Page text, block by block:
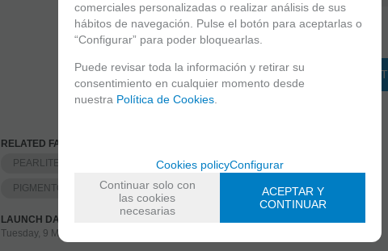
-
unidades
+
ADD TO SHOPPINGCART
RELATED FAMILIES
PEARLITE -PIGMENTO SUELTO
BELLEZA
PIGMENTOS SUELTOS/PEARLITE
LAUNCH DATE
Tuesday, 9 May 2023
comerciales personalizadas o realizar análisis de sus
hábitos de navegación. Pulse el botón para aceptarlas o
“Configurar” para poder bloquearlas.
Puede revisar toda la información y retirar su
consentimiento en cualquier momento desde
nuestra Política de Cookies
Cookies policyConfigurar
Continuar solo con
las cookies
necesarias
ACEPTAR Y
CONTINUAR